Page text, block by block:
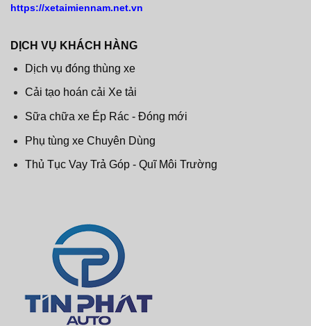
https://xetaimiennam.net.vn
DỊCH VỤ KHÁCH HÀNG
Dịch vụ đóng thùng xe
Cải tạo hoán cải Xe tải
Sữa chữa xe Ép Rác - Đóng mới
Phụ tùng xe Chuyên Dùng
Thủ Tục Vay Trả Góp - Quĩ Môi Trường